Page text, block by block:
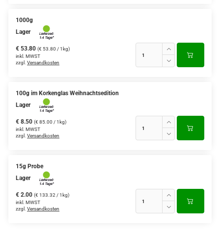
1000g
Lager
€ 53.80 (€ 53.80 / 1kg)
inkl. MWST
zzgl. Versandkosten
100g im Korkenglas Weihnachtsedition
Lager
€ 8.50 (€ 85.00 / 1kg)
inkl. MWST
zzgl. Versandkosten
15g Probe
Lager
€ 2.00 (€ 133.32 / 1kg)
inkl. MWST
zzgl. Versandkosten